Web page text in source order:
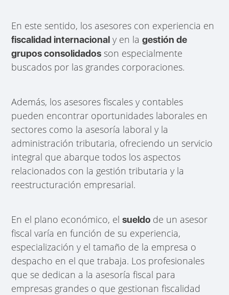
En este sentido, los asesores con experiencia en
fiscalidad internacional y en lagestión de
grupos consolidados son especialmente
buscados por las grandes corporaciones.
Además, los asesores fiscales y contables
pueden encontrar oportunidades laborales en
sectores como la asesoría laboral y la
administración tributaria, ofreciendo un servicio
integral que abarque todos los aspectos
relacionados con la gestión tributaria y la
reestructuración empresarial.
En el plano económico, elsueldo de un asesor
fiscal varía en función de su experiencia,
especialización y el tamaño de la empresa o
despacho en el que trabaja. Los profesionales
que se dedican a la asesoría fiscal para
empresas grandes o que gestionan fiscalidad